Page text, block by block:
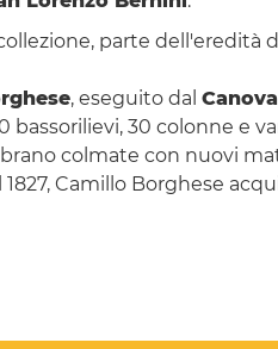
parte
, eseguito dal Canova
bassorilievi, 30 colonne e
colmate con nuovi
Camillo Borghese